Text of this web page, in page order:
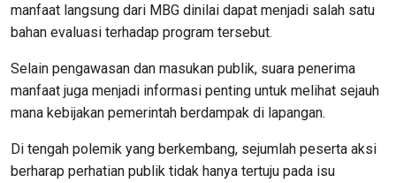
manfaat langsung dari MBG dinilai dapat menjadi salah satu
bahan evaluasi terhadap program tersebut.
Selain pengawasan dan masukan publik, suara penerima
manfaat juga menjadi informasi penting untuk melihat sejauh
mana kebijakan pemerintah berdampak di lapangan.
Di tengah polemik yang berkembang, sejumlah peserta aksi
berharap perhatian publik tidak hanya tertuju pada isu